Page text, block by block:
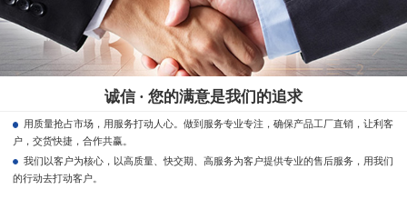
诚信 · 您的满意是我们的追求
用质量抢占市场，用服务打动人心。做到服务专业专注，确保产品工厂直销，让利客
户，交货快捷，合作共赢。
我们以客户为核心，以高质量、快交期、高服务为客户提供专业的售后服务，用我们
的行动去打动客户。